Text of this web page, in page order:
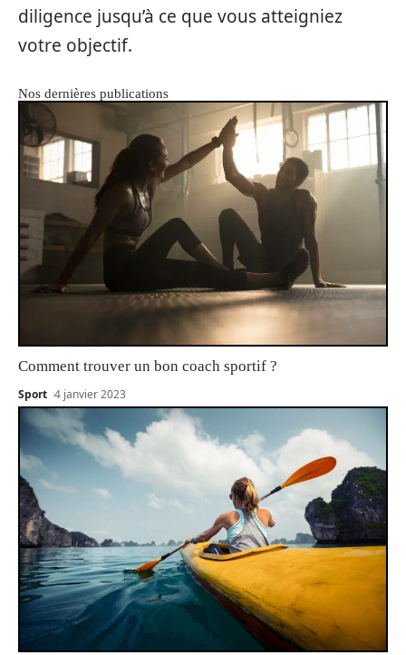
diligence jusqu’à ce que vous atteigniez
votre objectif.
Nos dernières publications
Comment trouver un bon coach sportif ?
Sport 4 janvier 2023